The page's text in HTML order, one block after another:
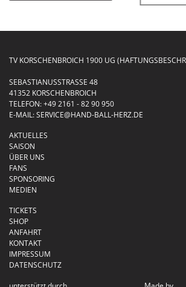
TV KORSCHENBROICH 1900 UG
SEBASTIANUSSTRASSE 48
41352 KORSCHENBROICH
TELEFON:+49 2161 - 82 90 950
E-MAIL:SERVICE@HAND-BALL-HERZ.DE
AKTUELLES
SAISON
ÜBER UNS
FANS
SPONSORING
MEDIEN
TICKETS
SHOP
ANFAHRT
KONTAKT
IMPRESSUM
DATENSCHUTZ